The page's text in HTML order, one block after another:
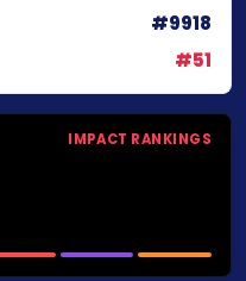
#9918
#51
IMPACT RANKINGS